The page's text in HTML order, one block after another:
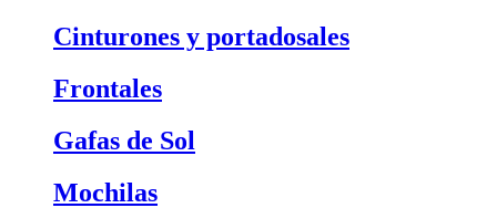
Cinturones y portadosales
Frontales
Gafas de Sol
Mochilas